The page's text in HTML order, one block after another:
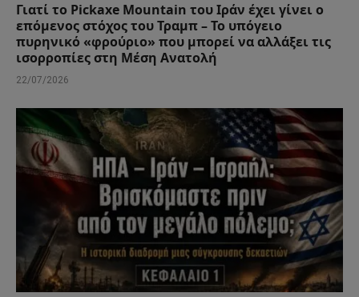
Γιατί το Pickaxe Mountain του Ιράν έχει γίνει ο
επόμενος στόχος του Τραμπ – Το υπόγειο
πυρηνικό «φρούριο» που μπορεί να αλλάξει τις
ισορροπίες στη Μέση Ανατολή
22/07/2026